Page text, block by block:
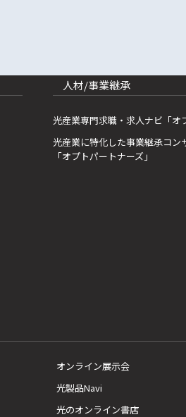
人材/事業継承
光産業専門求職・求人ナビ「オ
光産業に特化した事業継承コン
「オプトパートナーズ」
オンライン展示会
光製品Navi
光のオンライン書店